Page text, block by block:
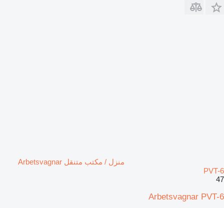
منزل / مكتب متنقل Arbetsvagnar
PVT-6
47
Arbetsvagnar PVT-6